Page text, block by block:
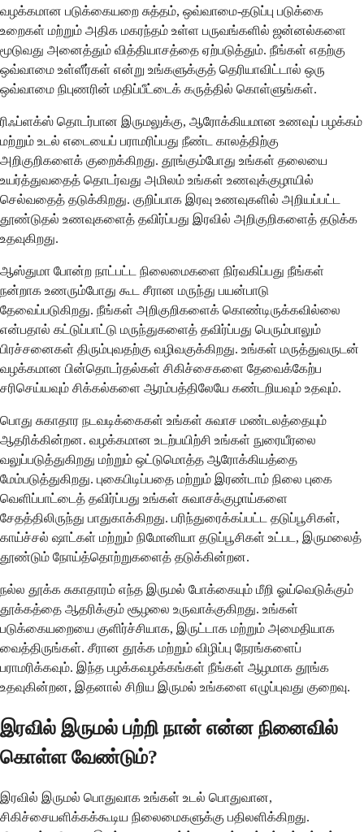
வழக்கமான படுக்கையறை சுத்தம், ஒவ்வாமை-தடுப்பு படுக்கை
உறைகள் மற்றும் அதிக மகரந்தம் உள்ள பருவங்களில் ஜன்னல்களை
மூடுவது அனைத்தும் வித்தியாசத்தை ஏற்படுத்தும். நீங்கள் எதற்கு
ஒவ்வாமை உள்ளீர்கள் என்று உங்களுக்குத் தெரியாவிட்டால் ஒரு
ஒவ்வாமை நிபுணரின் மதிப்பீட்டைக் கருத்தில் கொள்ளுங்கள்.
ரிஃப்ளக்ஸ் தொடர்பான இருமலுக்கு, ஆரோக்கியமான உணவுப் பழக்கம்
மற்றும் உடல் எடையைப் பராமரிப்பது நீண்ட காலத்திற்கு
அறிகுறிகளைக் குறைக்கிறது. தூங்கும்போது உங்கள் தலையை
உயர்த்துவதைத் தொடர்வது அமிலம் உங்கள் உணவுக்குழாயில்
செல்வதைத் தடுக்கிறது. குறிப்பாக இரவு உணவுகளில் அறியப்பட்ட
தூண்டுதல் உணவுகளைத் தவிர்ப்பது இரவில் அறிகுறிகளைத் தடுக்க
உதவுகிறது.
ஆஸ்துமா போன்ற நாட்பட்ட நிலைமைகளை நிர்வகிப்பது நீங்கள்
நன்றாக உணரும்போது கூட சீரான மருந்து பயன்பாடு
தேவைப்படுகிறது. நீங்கள் அறிகுறிகளைக் கொண்டிருக்கவில்லை
என்பதால் கட்டுப்பாட்டு மருந்துகளைத் தவிர்ப்பது பெரும்பாலும்
பிரச்சனைகள் திரும்புவதற்கு வழிவகுக்கிறது. உங்கள் மருத்துவருடன்
வழக்கமான பின்தொடர்தல்கள் சிகிச்சைகளை தேவைக்கேற்ப
சரிசெய்யவும் சிக்கல்களை ஆரம்பத்திலேயே கண்டறியவும் உதவும்.
பொது சுகாதார நடவடிக்கைகள் உங்கள் சுவாச மண்டலத்தையும்
ஆதரிக்கின்றன. வழக்கமான உடற்பயிற்சி உங்கள் நுரையீரலை
வலுப்படுத்துகிறது மற்றும் ஒட்டுமொத்த ஆரோக்கியத்தை
மேம்படுத்துகிறது. புகைபிடிப்பதை மற்றும் இரண்டாம் நிலை புகை
வெளிப்பாட்டைத் தவிர்ப்பது உங்கள் சுவாசக்குழாய்களை
சேதத்திலிருந்து பாதுகாக்கிறது. பரிந்துரைக்கப்பட்ட தடுப்பூசிகள்,
காய்ச்சல் ஷாட்கள் மற்றும் நிமோனியா தடுப்பூசிகள் உட்பட, இருமலைத்
தூண்டும் நோய்த்தொற்றுகளைத் தடுக்கின்றன.
நல்ல தூக்க சுகாதாரம் எந்த இருமல் போக்கையும் மீறி ஓய்வெடுக்கும்
தூக்கத்தை ஆதரிக்கும் சூழலை உருவாக்குகிறது. உங்கள்
படுக்கையறையை குளிர்ச்சியாக, இருட்டாக மற்றும் அமைதியாக
வைத்திருங்கள். சீரான தூக்க மற்றும் விழிப்பு நேரங்களைப்
பராமரிக்கவும். இந்த பழக்கவழக்கங்கள் நீங்கள் ஆழமாக தூங்க
உதவுகின்றன, இதனால் சிறிய இருமல் உங்களை எழுப்புவது குறைவு.
இரவில் இருமல் பற்றி நான் என்ன நினைவில்
கொள்ள வேண்டும்?
இரவில் இருமல் பொதுவாக உங்கள் உடல் பொதுவான,
சிகிச்சையளிக்கக்கூடிய நிலைமைகளுக்கு பதிலளிக்கிறது.